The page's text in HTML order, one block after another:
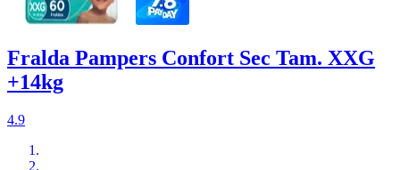
Fralda Pampers Confort Sec Tam. XXG
+14kg
4.9